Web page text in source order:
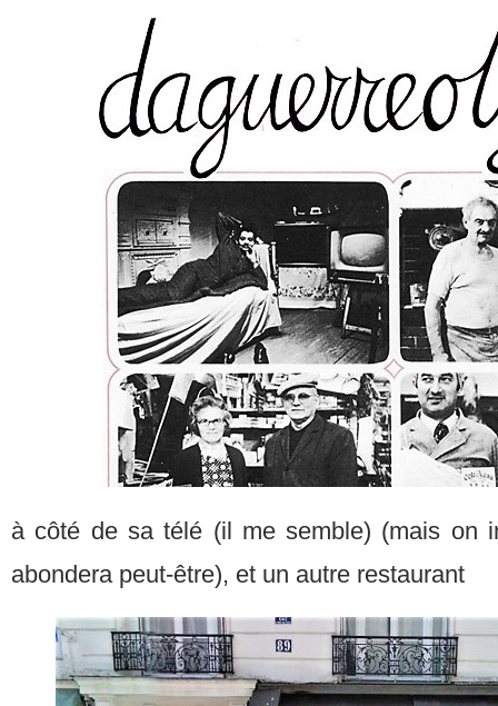
à côté de sa télé (il me semble) (mais on
abondera peut-être), et un autre restaurant